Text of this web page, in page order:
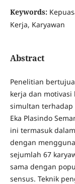
Keywords:
Kerja, Karyawan
Abstract
Penelitian
kerja dan
simultan terhadap
Eka Plasindo
ini termasuk
dengan
sejumlah 67
sama dengan
sensus. Teknik